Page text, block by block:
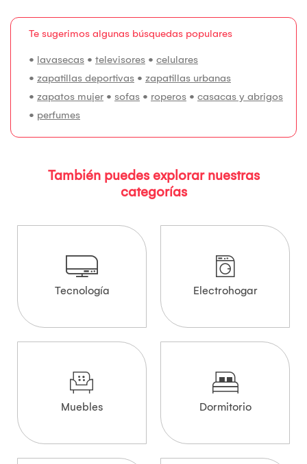
Te sugerimos algunas búsquedas populares
• lavasecas • televisores • celulares
• zapatillas deportivas • zapatillas urbanas
• zapatos mujer • sofas • roperos • casacas y abrigos
• perfumes
También puedes explorar nuestras
categorías
Tecnología Electrohogar
Muebles Dormitorio